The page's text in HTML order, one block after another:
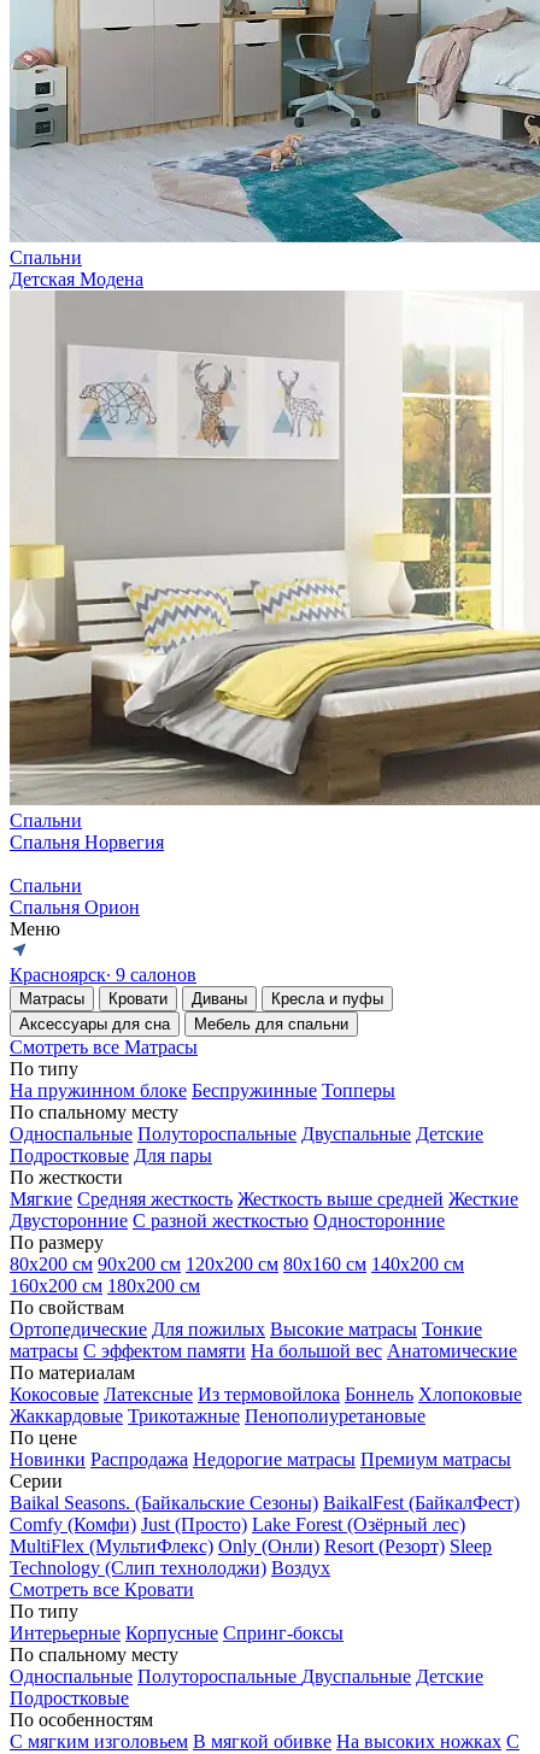
Спальни
Детская Модена
Спальни
Спальня Норвегия
Спальни
Спальня Орион
Меню
Красноярск∙ 9 салонов
Матрасы Кровати Диваны
Кресла и пуфы
Аксессуары для сна
Мебель для спальни
Смотреть все Матрасы
По типу
На пружинном блоке Беспружинные Топперы
По спальному месту
Односпальные Полутороспальные Двуспальные Детские
Подростковые Для пары
По жесткости
Мягкие Средняя жесткость Жесткость выше средней Жесткие
Двусторонние С разной жесткостью Односторонние
По размеру
80х200 см 90х200 см 120х200 см 80х160 см 140х200 см
160х200 см 180х200 см
По свойствам
Ортопедические Для пожилых Высокие матрасы Тонкие
матрасы С эффектом памяти На большой вес Анатомические
По материалам
Кокосовые Латексные Из термовойлока Боннель Хлопоковые
Жаккардовые Трикотажные Пенополиуретановые
По цене
Новинки Распродажа Недорогие матрасы Премиум матрасы
Серии
Baikal Seasons. (Байкальские Сезоны) BaikalFest (БайкалФест)
Comfy (Комфи) Just (Просто) Lake Forest (Озёрный лес)
MultiFlex (МультиФлекс) Only (Онли) Resort (Резорт) Sleep
Technology (Слип технолоджи) Воздух
Смотреть все Кровати
По типу
Интерьерные Корпусные Спринг-боксы
По спальному месту
Односпальные Полутороспальные Двуспальные Детские
Подростковые
По особенностям
С мягким изголовьем В мягкой обивке На высоких ножках С